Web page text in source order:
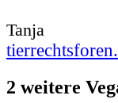
Tanja
2 weitere